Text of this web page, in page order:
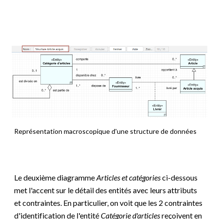
Représentation macroscopique d'une structure de données
Le deuxième diagrammeArticles et catégoriesci-dessous
met l'accent sur le détail des entités avec leurs attributs
et contraintes. En particulier, on voit que les 2 contraintes
d'identification de l'entitéCatégorie d'articlesreçoivent en